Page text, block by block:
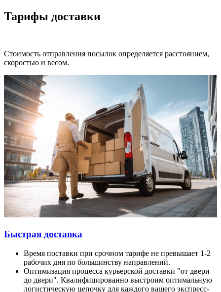
Тарифы доставки
Стоимость отправления посылок определяется расстоянием,
скоростью и весом.
Быстрая доставка
Время поставки при срочном тарифе не превышает 1-2
рабочих дня по большинству направлений.
Оптимизация процесса курьерской доставки "от двери
до двери". Квалифицированно выстроим оптимальную
логистическую цепочку для каждого вашего экспресс-